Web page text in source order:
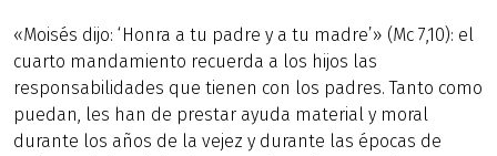
«Moisés dijo: ‘Honra a tu padre y a tu madre’» (Mc 7,10): el
cuarto mandamiento recuerda a los hijos las
responsabilidades que tienen con los padres. Tanto como
puedan, les han de prestar ayuda material y moral
durante los años de la vejez y durante las épocas de